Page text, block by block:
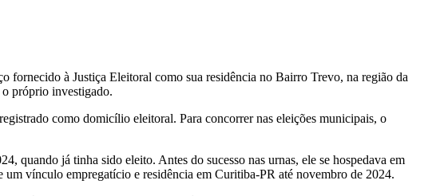
fornecido à Justiça Eleitoral como sua residência no Bairro Trevo, na região da
próprio investigado.
como domicílio eleitoral. Para concorrer nas eleições municipais, o
quando já tinha sido eleito. Antes do sucesso nas urnas, ele se hospedava em
vínculo empregatício e residência em Curitiba-PR até novembro de 2024.